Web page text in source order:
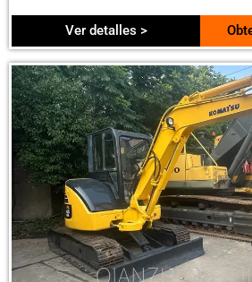
Ver detalles >